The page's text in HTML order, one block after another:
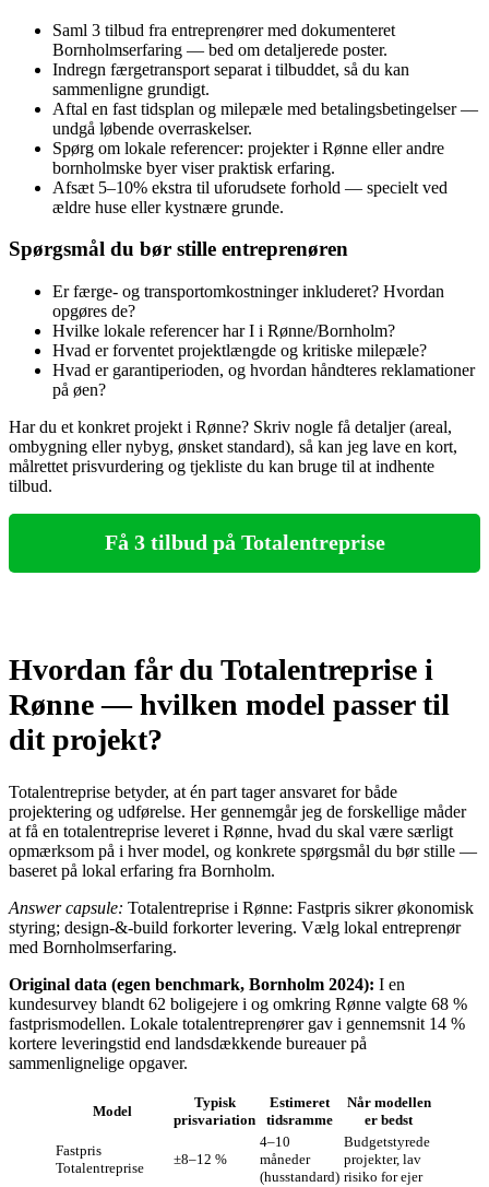
Saml 3 tilbud fra entreprenører med dokumenteret
Bornholmserfaring — bed om detaljerede poster.
Indregn færgetransport separat i tilbuddet, så du kan
sammenligne grundigt.
Aftal en fast tidsplan og milepæle med betalingsbetingelser —
undgå løbende overraskelser.
Spørg om lokale referencer: projekter i Rønne eller andre
bornholmske byer viser praktisk erfaring.
Afsæt 5–10% ekstra til uforudsete forhold — specielt ved
ældre huse eller kystnære grunde.
Spørgsmål du bør stille entreprenøren
Er færge‑ og transportomkostninger inkluderet? Hvordan
opgøres de?
Hvilke lokale referencer har I i Rønne/Bornholm?
Hvad er forventet projektlængde og kritiske milepæle?
Hvad er garantiperioden, og hvordan håndteres reklamationer
på øen?
Har du et konkret projekt i Rønne? Skriv nogle få detaljer (areal,
ombygning eller nybyg, ønsket standard), så kan jeg lave en kort,
målrettet prisvurdering og tjekliste du kan bruge til at indhente
tilbud.
Få 3 tilbud på Totalentreprise
Hvordan får du Totalentreprise i
Rønne — hvilken model passer til
dit projekt?
Totalentreprise betyder, at én part tager ansvaret for både
projektering og udførelse. Her gennemgår jeg de forskellige måder
at få en totalentreprise leveret i Rønne, hvad du skal være særligt
opmærksom på i hver model, og konkrete spørgsmål du bør stille —
baseret på lokal erfaring fra Bornholm.
Answer capsule: Totalentreprise i Rønne: Fastpris sikrer økonomisk
styring; design‑&‑build forkorter levering. Vælg lokal entreprenør
med Bornholmserfaring.
Original data (egen benchmark, Bornholm 2024): I en
kundesurvey blandt 62 boligejere i og omkring Rønne valgte 68 %
fastprismodellen. Lokale totalentreprenører gav i gennemsnit 14 %
kortere leveringstid end landsdækkende bureauer på
sammenlignelige opgaver.
Model
Typisk
prisvariation
Estimeret
tidsramme
Når modellen
er bedst
Fastpris
Totalentreprise
±8–12 %
4–10
måneder
(husstandard)
Budgetstyrede
projekter, lav
risiko for ejer